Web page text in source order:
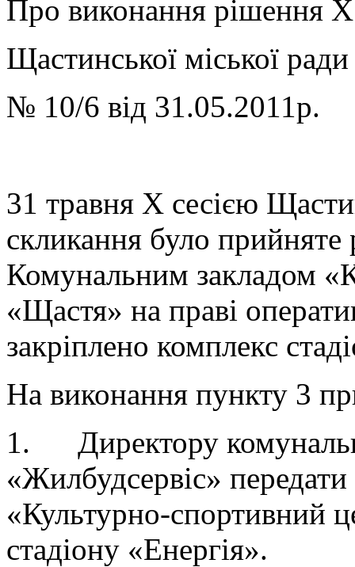
Про виконання рішення X
Щастинської міської
№ 10/6 від 31.05.2011р.
31 травня X сесією
скликання було
Комунальним закладом
«Щастя» на праві
закріплено комплекс
На виконання пункту 3
1. Директору
«Жилбудсервіс»
«Культурно-спортивний
стадіону «Енергія».